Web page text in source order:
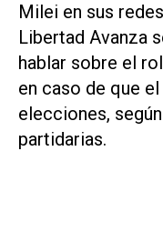
Milei en sus
Libertad Avanza
hablar sobre el
en caso de que
elecciones,
partidarias.